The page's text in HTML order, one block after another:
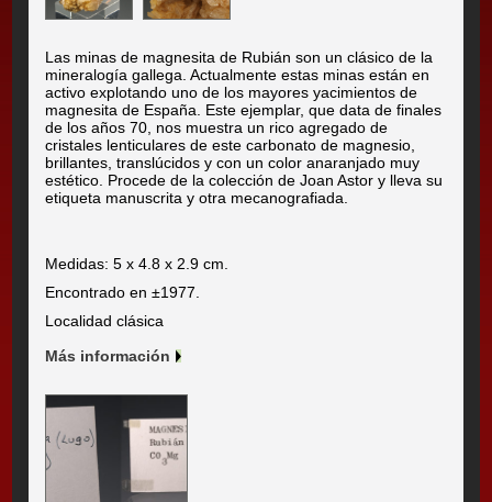
Las minas de magnesita de Rubián son un clásico de la
mineralogía gallega. Actualmente estas minas están en
activo explotando uno de los mayores yacimientos de
magnesita de España. Este ejemplar, que data de finales
de los años 70, nos muestra un rico agregado de
cristales lenticulares de este carbonato de magnesio,
brillantes, translúcidos y con un color anaranjado muy
estético. Procede de la colección de Joan Astor y lleva su
etiqueta manuscrita y otra mecanografiada.
Medidas: 5 x 4.8 x 2.9 cm.
Encontrado en ±1977.
Localidad clásica
Más información